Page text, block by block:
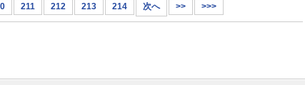
211 212 213 214 次へ >> >>>